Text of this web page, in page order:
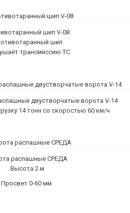
шип V-08
шип
трансмиссию ТС
двустворчатые ворота V-14
14 тонн со скоростью 60 км/ч
распашные СРЕДА
Высота 2 м
Просвет 0-60 мм.